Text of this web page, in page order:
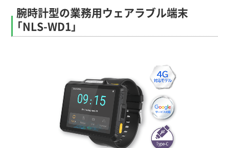
腕時計型の業務用ウェアラブル端末
「NLS-WD1」